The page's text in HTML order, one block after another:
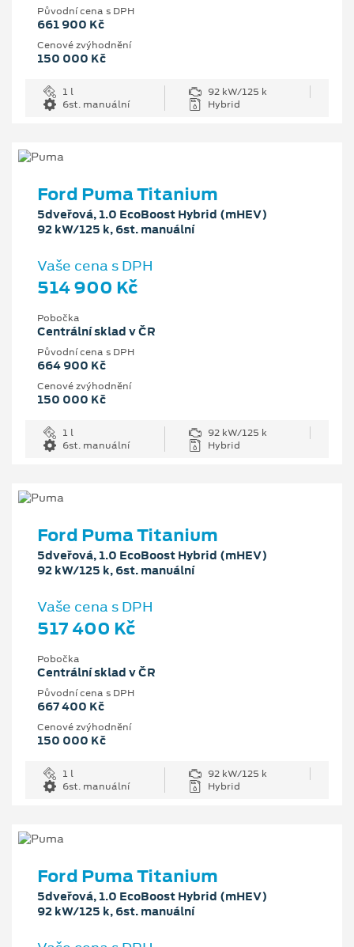
Původní cena s DPH
661 900 Kč
Cenové zvýhodnění
150 000 Kč
1 l
92 kW/125 k
6st. manuální
Hybrid
Ford Puma Titanium
5dveřová, 1.0 EcoBoost Hybrid (mHEV)
92 kW/125 k, 6st. manuální
Vaše cena s DPH
514 900 Kč
Pobočka
Centrální sklad v ČR
Původní cena s DPH
664 900 Kč
Cenové zvýhodnění
150 000 Kč
1 l
92 kW/125 k
6st. manuální
Hybrid
Ford Puma Titanium
5dveřová, 1.0 EcoBoost Hybrid (mHEV)
92 kW/125 k, 6st. manuální
Vaše cena s DPH
517 400 Kč
Pobočka
Centrální sklad v ČR
Původní cena s DPH
667 400 Kč
Cenové zvýhodnění
150 000 Kč
1 l
92 kW/125 k
6st. manuální
Hybrid
Ford Puma Titanium
5dveřová, 1.0 EcoBoost Hybrid (mHEV)
92 kW/125 k, 6st. manuální